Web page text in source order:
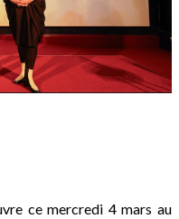
ce mercredi 4 mars au